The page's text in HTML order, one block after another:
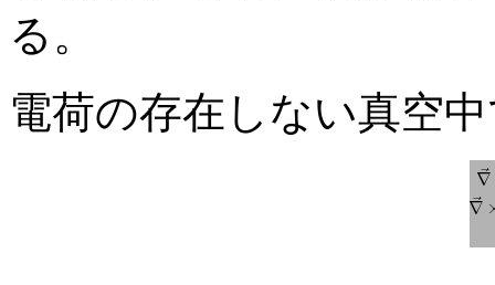
る。
電荷の存在しない真空